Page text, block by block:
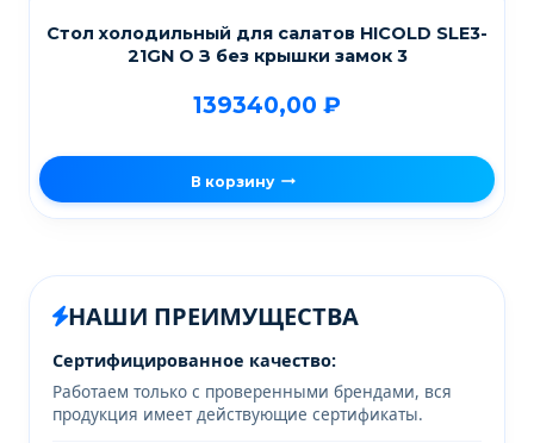
Стол холодильный для салатов HICOLD SLE3-
21GN О З без крышки замок 3
139340,00 ₽
В корзину
НАШИ ПРЕИМУЩЕСТВА
Сертифицированное качество:
Работаем только с проверенными брендами, вся
продукция имеет действующие сертификаты.